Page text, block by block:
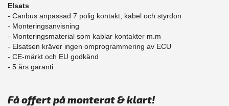
Elsats
- Canbus anpassad 7 polig kontakt, kabel och styrdon
- Monteringsanvisning
- Monteringsmaterial som kablar kontakter m.m
- Elsatsen kräver ingen omprogrammering av ECU
- CE-märkt och EU godkänd
​- 5 års garanti
Få offert på monterat & klart!